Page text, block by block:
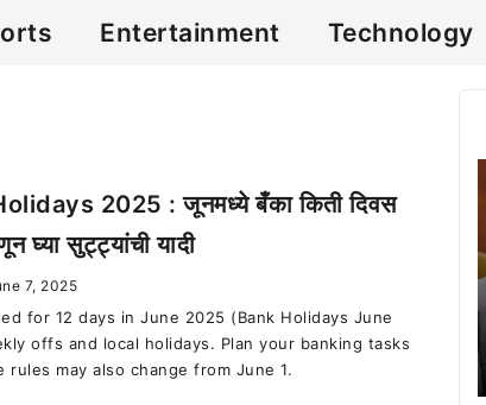
Entertainment Technology
2025 : जूनमध्ये बँका किती दिवस
घ्या सुट्ट्यांची यादी
7, 2025
for 12 days in June 2025 (Bank Holidays June
offs and local holidays. Plan your banking tasks
rules may also change from June 1.